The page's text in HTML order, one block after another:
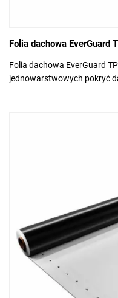
Folia dachowa EverGuard
Folia dachowa EverGuard
jednowarstwowych pokryć